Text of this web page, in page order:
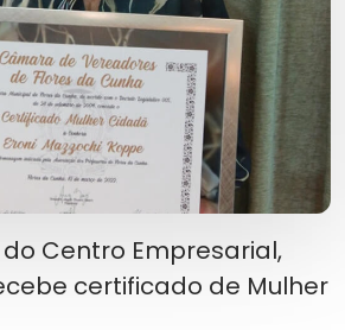
Centro Empresarial,
certificado de Mulher